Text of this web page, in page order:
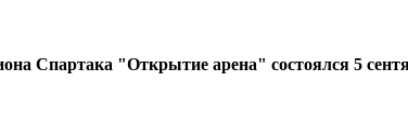
Спартака "Открытие арена" состоялся 5